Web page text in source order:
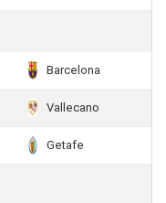
Barcelona
Vallecano
Getafe